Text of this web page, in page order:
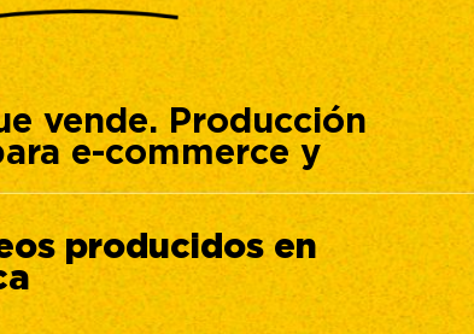
vende. Producción
e-commerce y
producidos en